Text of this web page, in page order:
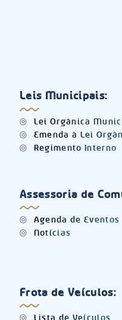
Leis Municipais:
Lei Orgânica
Emenda à Lei
Regimento Interno
Assessoria de
Agenda de Eventos
Notícias
Frota de Veículos: